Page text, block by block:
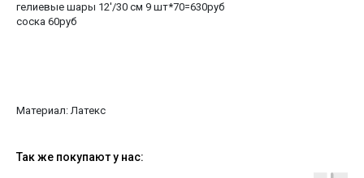
гелиевые шары 12'/30 см 9 шт*70=630руб
соска 60руб
Материал: Латекс
Так же покупают у нас: